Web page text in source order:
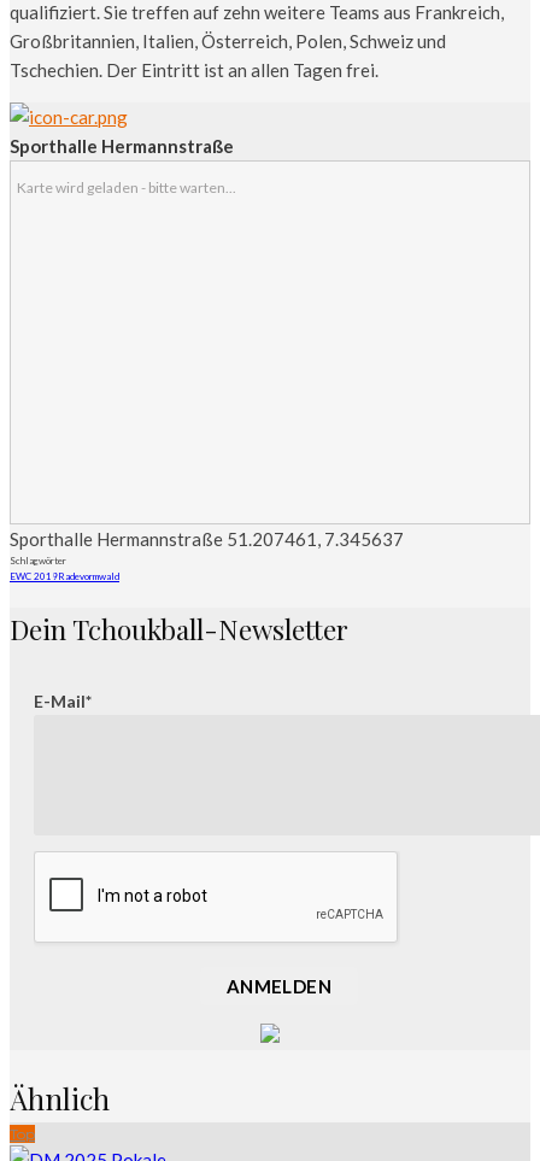
qualifiziert. Sie treffen auf zehn weitere Teams aus Frankreich,
Großbritannien, Italien, Österreich, Polen, Schweiz und
Tschechien. Der Eintritt ist an allen Tagen frei.
Sporthalle Hermannstraße
Karte wird geladen - bitte warten...
Sporthalle Hermannstraße 51.207461, 7.345637
Schlagwörter
EWC 2019Radevormwald
Dein Tchoukball-Newsletter
E-Mail*
ANMELDEN
Ähnlich
Top